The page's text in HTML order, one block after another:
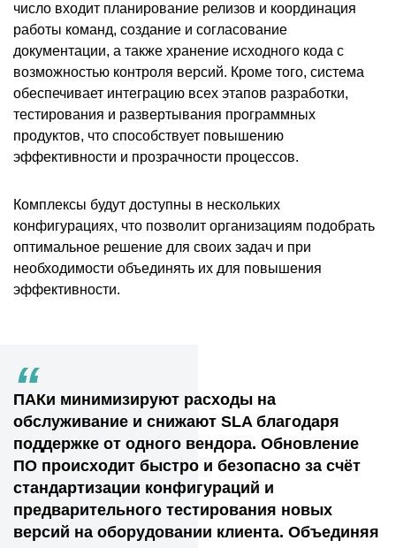
число входит планирование релизов и координация
работы команд, создание и согласование
документации, а также хранение исходного кода с
возможностью контроля версий. Кроме того, система
обеспечивает интеграцию всех этапов разработки,
тестирования и развертывания программных
продуктов, что способствует повышению
эффективности и прозрачности процессов.
Комплексы будут доступны в нескольких
конфигурациях, что позволит организациям подобрать
оптимальное решение для своих задач и при
необходимости объединять их для повышения
эффективности.
“
ПАКи минимизируют расходы на
обслуживание и снижают SLA благодаря
поддержке от одного вендора. Обновление
ПО происходит быстро и безопасно за счёт
стандартизации конфигураций и
предварительного тестирования новых
версий на оборудовании клиента. Объединяя